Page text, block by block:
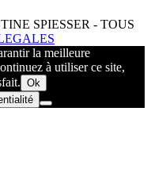
SPIESSER - TOUS
la meilleure
à utiliser ce site,
Ok